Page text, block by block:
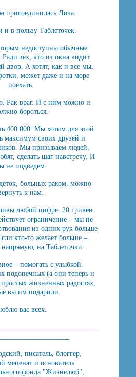
присоединилась Лиза.
и в пользу Таблеточек.
недоступны обычные
тех, кто из окна видит
двор. А хотят, как и все мы,
может даже и на море
поехать.
Рак враг. И с ним можно и
бороться.
400 000. Мы хотим для этой
максимум своих друзей и
Мы призываем людей,
сделать шаг навстречу. И
не подведем.
больных раком, можно
к нам.
любой цифре. 20 гривен.
ограничение – мы не
из одних рук больше
кто-то желает больше –
напрямую, на Таблеточки.
– помогать с улыбкой.
подопечных (а они теперь и
жизненных радостях,
вы им подарили.
вас всех.
писатель, блоггер,
меценат и основатель
фонда "Жизнелюб";